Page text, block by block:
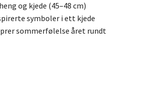
og kjede (45–48 cm)
symboler i ett kjede
sommerfølelse året rundt